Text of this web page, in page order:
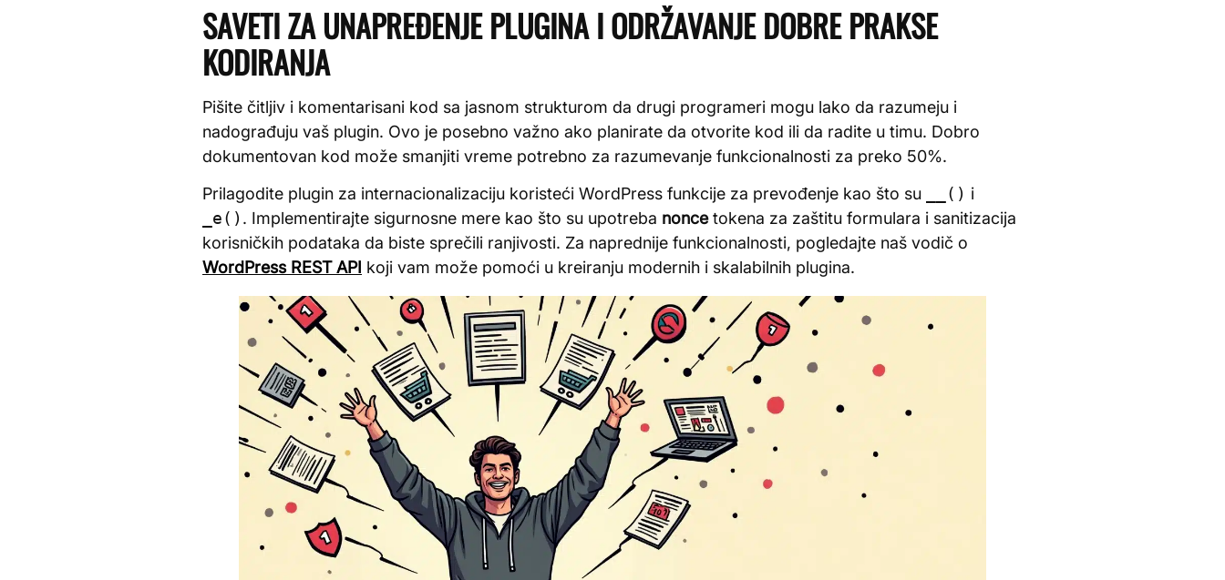
SAVETI ZA UNAPREĐENJE PLUGINA I ODRŽAVANJE DOBRE PRAKSE
KODIRANJA
Pišite čitljiv i komentarisani kod sa jasnom strukturom da drugi programeri mogu lako da razumeju i
nadograđuju vaš plugin. Ovo je posebno važno ako planirate da otvorite kod ili da radite u timu. Dobro
dokumentovan kod može smanjiti vreme potrebno za razumevanje funkcionalnosti za preko 50%.
Prilagodite plugin za internacionalizaciju koristeći WordPress funkcije za prevođenje kao što su
__() i
_e() . Implementirajte sigurnosne mere kao što su upotreba noncetokena za zaštitu formulara i sanitizacija
korisničkih podataka da biste sprečili ranjivosti. Za naprednije funkcionalnosti, pogledajte naš vodič o
WordPress REST API koji vam može pomoći u kreiranju modernih i skalabilnih plugina.